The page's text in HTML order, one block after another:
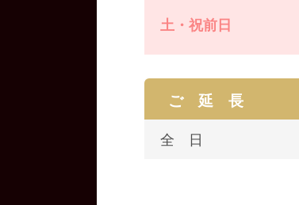
土・祝前日
ご 延 長
全 日